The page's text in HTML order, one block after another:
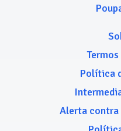
Política
Alerta contra